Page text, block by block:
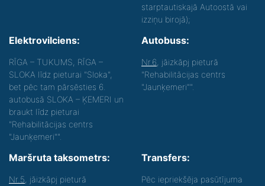
starptautiskajā Autoostā vai
izziņu birojā);
Elektrovilciens:
RĪGA – TUKUMS, RĪGA –
SLOKA līdz pieturai "Sloka",
bet pēc tam pārsēsties 6.
autobusā SLOKA – ĶEMERI un
braukt līdz pieturai
"Rehabilitācijas centrs
"Jaunķemeri"".
Autobuss:
Nr.6 , jāizkāpj pieturā
"Rehabilitācijas centrs
"Jaunķemeri"".
Maršruta taksometrs:
Nr.5 , jāizkāpj pieturā
Transfers:
Pēc iepriekšēja pasūtījuma